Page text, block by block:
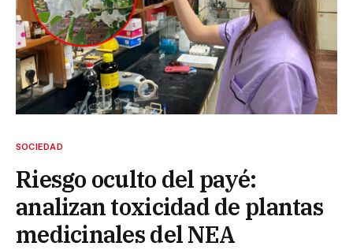
SOCIEDAD
Riesgo oculto del payé:
analizan toxicidad de plantas
medicinales del NEA